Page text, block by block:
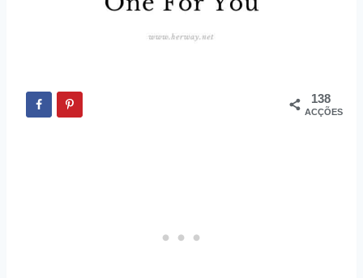
138
ACÇÕES